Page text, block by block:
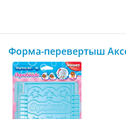
Форма-перевертыш